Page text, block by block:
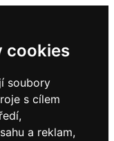
cookies
soubory
s cílem
a reklam,